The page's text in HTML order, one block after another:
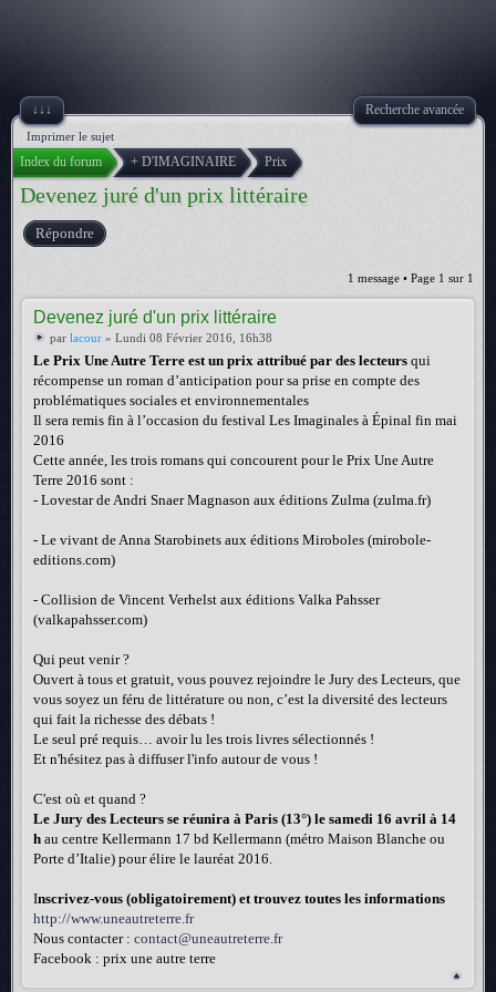
↓↓↓ Recherche avancée
Imprimer le sujet
Index du forum + D'IMAGINAIRE Prix
Devenez juré d'un prix littéraire
Répondre
1 message • Page 1 sur 1
Devenez juré d'un prix littéraire
par lacour » Lundi 08 Février 2016, 16h38
Le Prix Une Autre Terre est un prix attribué par des lecteurs qui
récompense un roman d’anticipation pour sa prise en compte des
problématiques sociales et environnementales
Il sera remis fin à l’occasion du festival Les Imaginales à Épinal fin mai
2016
Cette année, les trois romans qui concourent pour le Prix Une Autre
Terre 2016 sont :
- Lovestar de Andri Snaer Magnason aux éditions Zulma (zulma.fr)
- Le vivant de Anna Starobinets aux éditions Miroboles (mirobole-
editions.com)
- Collision de Vincent Verhelst aux éditions Valka Pahsser
(valkapahsser.com)
Qui peut venir ?
Ouvert à tous et gratuit, vous pouvez rejoindre le Jury des Lecteurs, que
vous soyez un féru de littérature ou non, c’est la diversité des lecteurs
qui fait la richesse des débats !
Le seul pré requis… avoir lu les trois livres sélectionnés !
Et n'hésitez pas à diffuser l'info autour de vous !
C'est où et quand ?
Le Jury des Lecteurs se réunira à Paris (13°) le samedi 16 avril à 14
h au centre Kellermann 17 bd Kellermann (métro Maison Blanche ou
Porte d’Italie) pour élire le lauréat 2016.
Inscrivez-vous (obligatoirement) et trouvez toutes les informations
http://www.uneautreterre.fr
Nous contacter : contact@uneautreterre.fr
Facebook : prix une autre terre